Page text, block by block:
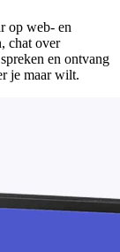
op web- en
chat over
en ontvang
je maar wilt.